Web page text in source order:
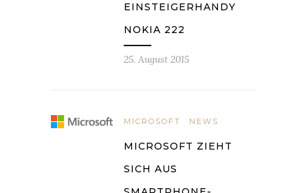
EINSTEIGERHANDY
NOKIA 222
25. August 2015
MICROSOFT NEWS
MICROSOFT ZIEHT
SICH AUS